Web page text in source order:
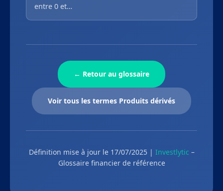
entre 0 et…
← Retour au glossaire
Voir tous les termes Produits dérivés
Définition mise à jour le 17/07/2025 | Investlytic –
Glossaire financier de référence